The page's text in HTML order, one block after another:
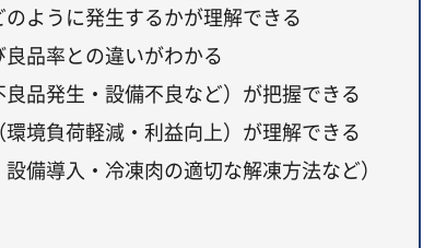
ように発生するかが理解できる
品率との違いがわかる
品発生・設備不良など）が把握できる
境負荷軽減・利益向上）が理解できる
備導入・冷凍肉の適切な解凍方法など）